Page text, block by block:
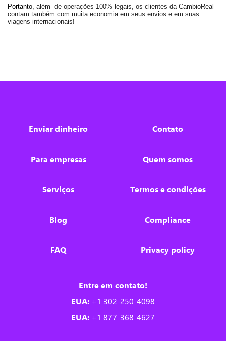
Portanto, além de operações 100% legais, os clientes da CambioReal
contam também com muita economia em seus envios e em suas
viagens internacionais!
Enviar dinheiro
Para empresas
Serviços
Blog
FAQ
Contato
Quem somos
Termos e condições
Compliance
Privacy policy
Entre em contato!
EUA: +1 302-250-4098
EUA: +1 877-368-4627